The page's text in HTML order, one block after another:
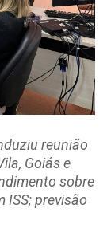
reunião
Goiás e
sobre
ISS; previsão